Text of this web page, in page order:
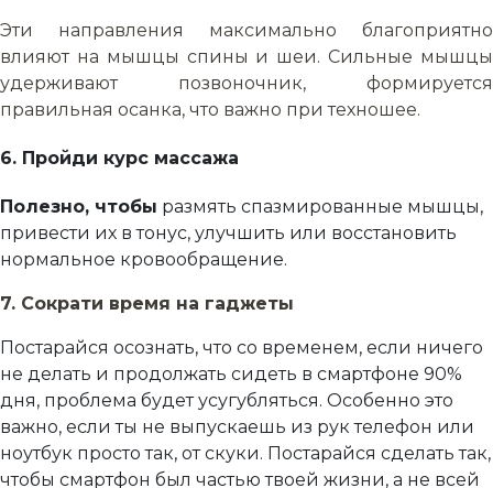
Эти направления максимально благоприятно
влияют на мышцы спины и шеи. Сильные мышцы
удерживают позвоночник, формируется
правильная осанка, что важно при техношее.
6. Пройди курс массажа
Полезно, чтобы размять спазмированные мышцы,
привести их в тонус, улучшить или восстановить
нормальное кровообращение.
7. Сократи время на гаджеты
Постарайся осознать, что со временем, если ничего
не делать и продолжать сидеть в смартфоне 90%
дня, проблема будет усугубляться. Особенно это
важно, если ты не выпускаешь из рук телефон или
ноутбук просто так, от скуки. Постарайся сделать так,
чтобы смартфон был частью твоей жизни, а не всей